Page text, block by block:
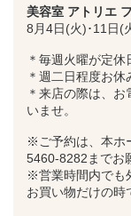
美容室 アトリエ
8月4日(火)･11日(
＊毎週火曜が定休
＊週二日程度お休
＊来店の際は、
いませ。
※ご予約は、本ホ
5460-8282までお
※営業時間内でも
お買い物だけの時